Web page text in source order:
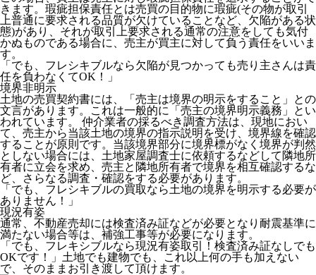
きます。瑕疵担保責任とは売買の目的物に瑕疵(その物が取引
上普通に要求される品質が欠けていることなど、欠陥がある状
態)があり、それが取引上要求される通常の注意をしても気付
かぬものである場合に、売主が買主に対して負う責任をいいま
す。
「でも、フレシキブルなら欠陥が見つかっても売り主さんは責
任を負わなくてOK！」
境界非明示
土地の売買契約書には、「売主は境界の明示をすること」との
文言があります。これは一般的に「売主の境界明示義務」とい
われています。 仲介業者の採るべき調査方法は、現地におい
て、売主から当該土地の境界の指示説明を受け、境界線を確認
することが原則です。当該境界部分に境界標がなく境界が判然
としない場合には、土地家屋調査士に依頼するなどして隣地所
有者に立会を求め、売主と隣地所有者で境界を相互確認するな
ど、さらなる調査・確認をする必要があります。
「でも、フレシキブルの買取なら土地の境界を明示する必要が
ありません！」
現況有姿
通常、不動産売却には検査済み証などが必要となり耐震基準に
満たない場合等は、補強工事等が必要になります。
「でも、フレキシブルなら現況有姿取引！検査済み証なしでも
OKです！」土地でも建物でも、これ以上何の手も加えない
で、そのままお引き渡して頂けます。